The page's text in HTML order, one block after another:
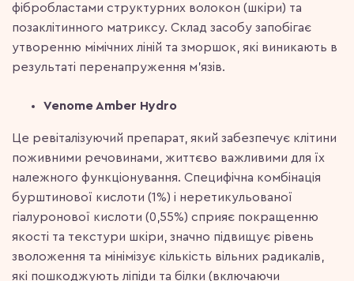
фібробластами структурних волокон (шкіри) та
позаклітинного матриксу. Склад засобу запобігає
утворенню мімічних ліній та зморшок, які виникають в
результаті перенапруження м’язів.
Venome Amber Hydro
Це ревіталізуючий препарат, який забезпечує клітини
поживними речовинами, життєво важливими для їх
належного функціонування. Специфічна комбінація
бурштинової кислоти (1%) і неретикульованої
гіалуронової кислоти (0,55%) сприяє покращенню
якості та текстури шкіри, значно підвищує рівень
зволоження та мінімізує кількість вільних радикалів,
які пошкоджують ліпіди та білки (включаючи